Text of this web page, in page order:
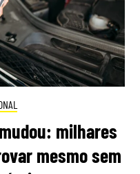
milhares
mesmo sem